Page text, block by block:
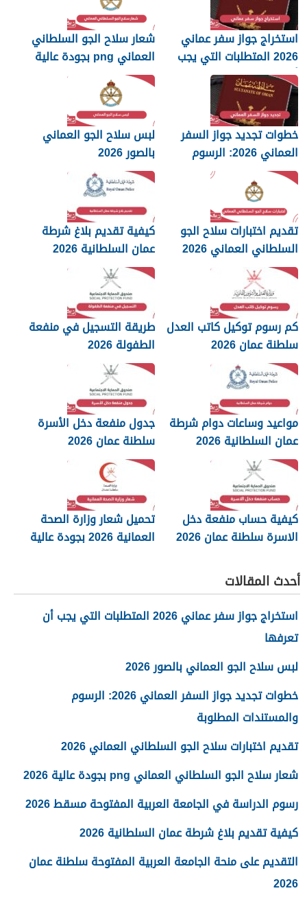
استخراج جواز سفر عماني
2026 المتطلبات التي يجب
أن تعرفها
شعار سلاح الجو السلطاني
العماني png بجودة عالية
2026
خطوات تجديد جواز السفر
العماني 2026: الرسوم
والمستندات المطلوبة
لبس سلاح الجو العماني
بالصور 2026
تقديم اختبارات سلاح الجو
السلطاني العماني 2026
كيفية تقديم بلاغ شرطة
عمان السلطانية 2026
كم رسوم توكيل كاتب العدل
سلطنة عمان 2026
طريقة التسجيل في منفعة
الطفولة 2026
مواعيد وساعات دوام شرطة
عمان السلطانية 2026
جدول منفعة دخل الأسرة
سلطنة عمان 2026
كيفية حساب منفعة دخل
الاسرة سلطنة عمان 2026
تحميل شعار وزارة الصحة
العمانية 2026 بجودة عالية
أحدث المقالات
استخراج جواز سفر عماني 2026 المتطلبات التي يجب أن
تعرفها
لبس سلاح الجو العماني بالصور 2026
خطوات تجديد جواز السفر العماني 2026: الرسوم
والمستندات المطلوبة
تقديم اختبارات سلاح الجو السلطاني العماني 2026
شعار سلاح الجو السلطاني العماني png بجودة عالية 2026
رسوم الدراسة في الجامعة العربية المفتوحة مسقط 2026
كيفية تقديم بلاغ شرطة عمان السلطانية 2026
التقديم على منحة الجامعة العربية المفتوحة سلطنة عمان
2026